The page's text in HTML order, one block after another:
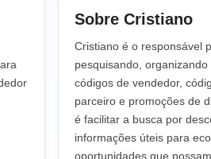
Sobre Cristiano
Cristiano é o responsável
pesquisando,
códigos de vendedor,
parceiro e promoções de
é facilitar a busca por
informações úteis para
oportunidades que